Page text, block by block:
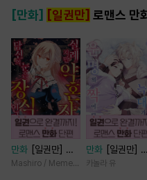
[만화] [일권만] 로맨스 만
만화
[일권만] 실
례지만 약혼자님,
Mashiro / Memeko
만화
[일권만] 죽
을 뻔한 늑대가 운
카놀라 유